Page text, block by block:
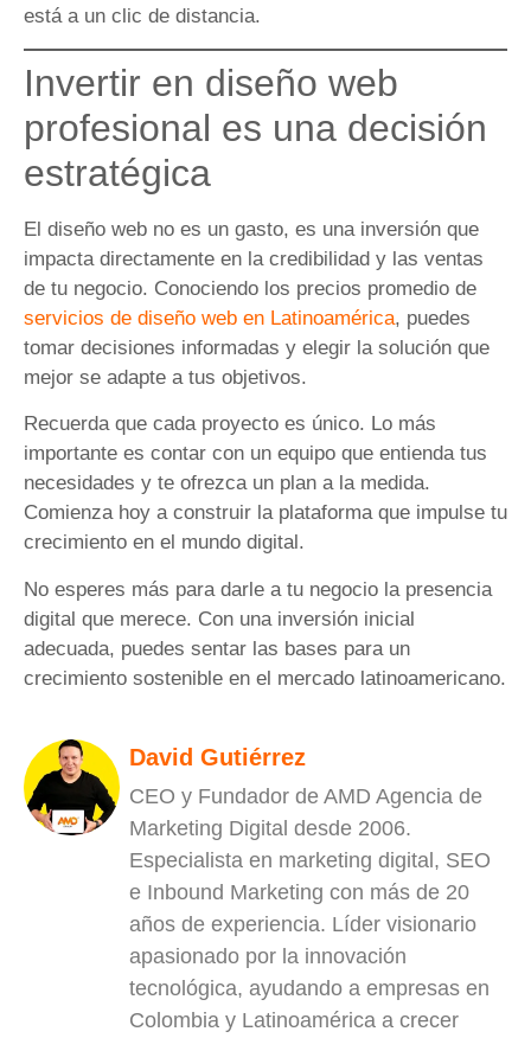
está a un clic de distancia.
Invertir en diseño web
profesional es una decisión
estratégica
El diseño web no es un gasto, es una inversión que
impacta directamente en la credibilidad y las ventas
de tu negocio. Conociendo los precios promedio de
servicios de diseño web en Latinoamérica, puedes
tomar decisiones informadas y elegir la solución que
mejor se adapte a tus objetivos.
Recuerda que cada proyecto es único. Lo más
importante es contar con un equipo que entienda tus
necesidades y te ofrezca un plan a la medida.
Comienza hoy a construir la plataforma que impulse tu
crecimiento en el mundo digital.
No esperes más para darle a tu negocio la presencia
digital que merece. Con una inversión inicial
adecuada, puedes sentar las bases para un
crecimiento sostenible en el mercado latinoamericano.
David Gutiérrez
CEO y Fundador de AMD Agencia de
Marketing Digital desde 2006.
Especialista en marketing digital, SEO
e Inbound Marketing con más de 20
años de experiencia. Líder visionario
apasionado por la innovación
tecnológica, ayudando a empresas en
Colombia y Latinoamérica a crecer